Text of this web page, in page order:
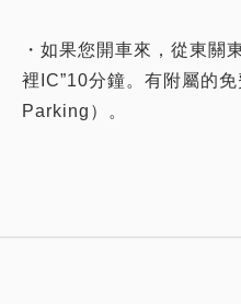
・如果您開車來，從東關
裡IC”10分鐘。有附屬的
Parking）。